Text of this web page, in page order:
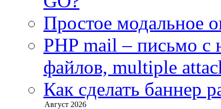
Простое модальное
PHP mail – письмо с
файлов, multiple
Как сделать баннер
Август 2026